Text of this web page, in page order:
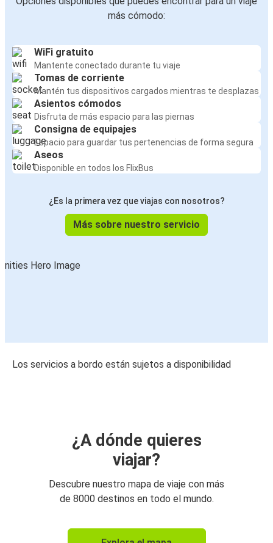
más cómodo:
WiFi gratuito
Mantente conectado durante tu viaje
Tomas de corriente
Mantén tus dispositivos cargados mientras te desplazas
Asientos cómodos
Disfruta de más espacio para las piernas
Consigna de equipajes
Espacio para guardar tus pertenencias de forma segura
Aseos
Disponible en todos los FlixBus
¿Es la primera vez que viajas con nosotros?
Más sobre nuestro servicio
Los servicios a bordo están sujetos a disponibilidad
¿A dónde quieres
viajar?
Descubre nuestro mapa de viaje con más
de 8000 destinos en todo el mundo.